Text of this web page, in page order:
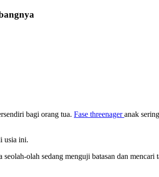
bagi orang tua. Fase threenageranak
usia ini.
olah sedang menguji batasan dan mencari